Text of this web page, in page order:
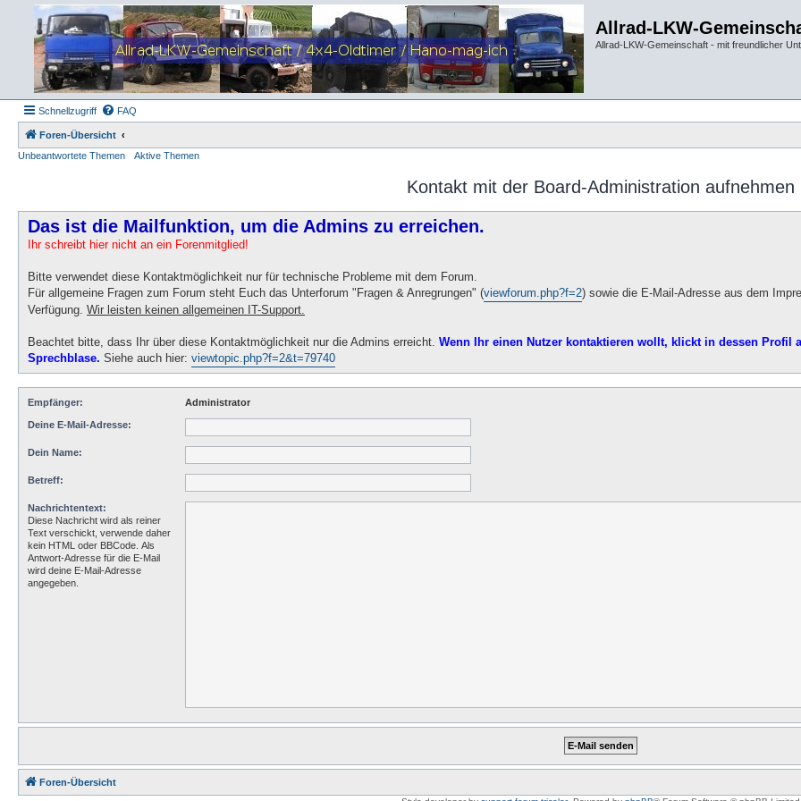
Allrad-LKW-
Allrad-LKW-Gemeinschaft - mit freundlicher
Schnellzugriff FAQ
Foren-Übersicht
Unbeantwortete Themen
Aktive Themen
Kontakt mit der Board-Administration aufnehmen
Das ist die Mailfunktion, um die Admins zu erreichen.
Ihr schreibt hier nicht an ein Forenmitglied!
Bitte verwendet diese Kontaktmöglichkeit nur für technische Probleme mit dem Forum.
Für allgemeine Fragen zum Forum steht Euch das Unterforum "Fragen & Anregrungen" (viewforum.php?f=2) sowie die E-Mail-Adresse aus dem
Verfügung. Wir leisten keinen allgemeinen IT-Support.
Beachtet bitte, dass Ihr über diese Kontaktmöglichkeit nur die Admins erreicht. Wenn Ihr einen Nutzer kontaktieren wollt, klickt in dessen Profil
Sprechblase. Siehe auch hier: viewtopic.php?f=2&t=79740
Empfänger: Administrator
Deine E-Mail-Adresse:
Dein Name:
Betreff:
Nachrichtentext:
Diese Nachricht wird als reiner
Text verschickt, verwende daher
kein HTML oder BBCode. Als
Antwort-Adresse für die E-Mail
wird deine E-Mail-Adresse
angegeben.
Foren-Übersicht